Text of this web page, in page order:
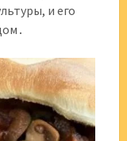
и его